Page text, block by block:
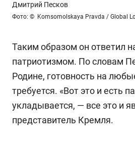
Дмитрий Песков
Фото: © Komsomolskaya Pravda / Global
Таким образом он ответил
патриотизмом. По словам
Родине, готовность на
требуется. «Вот это и есть
укладывается, — все это и
представитель Кремля.